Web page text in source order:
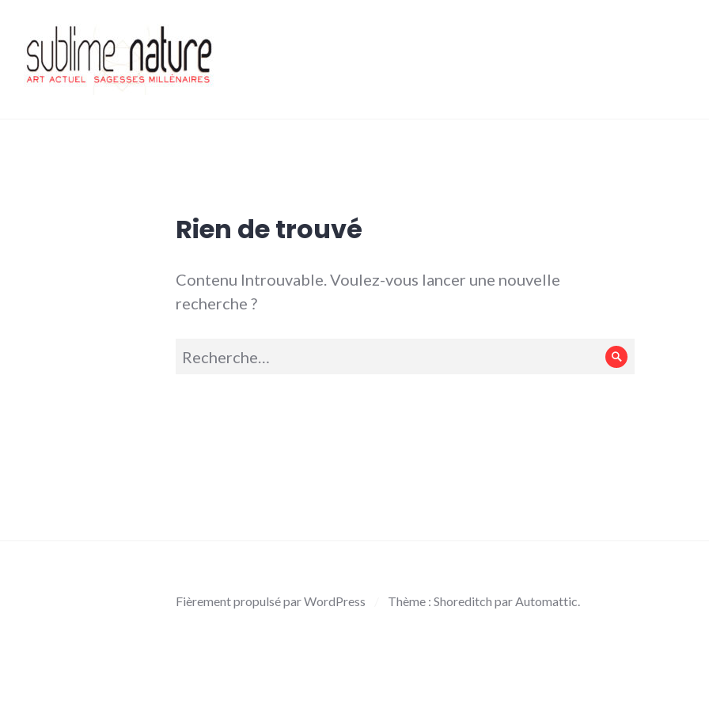
contenu
principal
Rien de trouvé
Contenu Introuvable. Voulez-vous lancer une nouvelle
recherche ?
Recherche
Rechercher
Fièrement propulsé par WordPress Thème : Shoreditch parAutomattic.